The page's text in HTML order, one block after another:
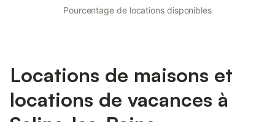
Pourcentage de locations disponibles
Locations de maisons et
locations de vacances à